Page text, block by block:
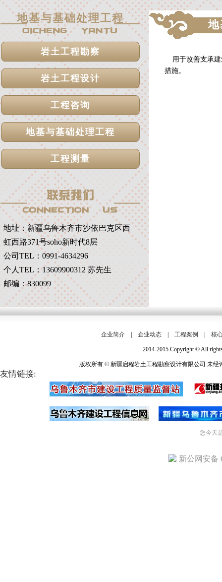
地基与基础处理工程
岩土工程勘察
岩土工程设计
工程咨询
地基与基础处理工程
工程测量
地址： 新疆乌鲁木齐市沙依巴克区西
虹西路371号soho新时代8层
公司TEL：0991-4634296
个人TEL：13609900312 苏先生
邮编：830099
用于改善支承建
措施。
企业简介 企业动态 工程案例 核
2014-2015 Copyright © All
版权所有 © 新疆启程岩土工程勘察设计有限公司 未
友情链接:
您今天
新公网安备